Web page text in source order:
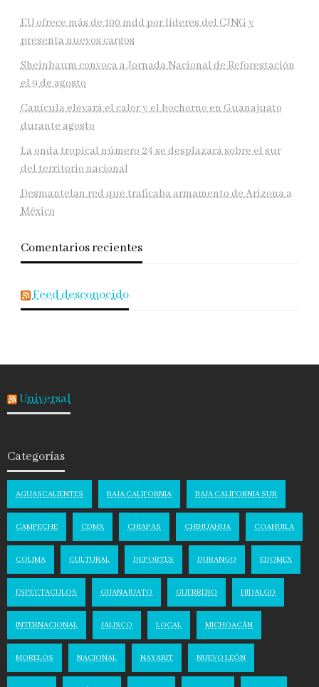
EU ofrece más de 100 mdd por líderes del CJNG y
presenta nuevos cargos
Sheinbaum convoca a Jornada Nacional de Reforestación
el 9 de agosto
Canícula elevará el calor y el bochorno en Guanajuato
durante agosto
La onda tropical número 24 se desplazará sobre el sur
del territorio nacional
Desmantelan red que traficaba armamento de Arizona a
México
Comentarios recientes
Feed desconocido
Universal
Categorías
AGUASCALIENTES BAJA CALIFORNIA BAJA CALIFORNIA SUR
CAMPECHE CDMX CHIAPAS CHIHUAHUA COAHUILA
COLIMA CULTURAL DEPORTES DURANGO EDOMEX
ESPECTACULOS GUANAJUATO GUERRERO HIDALGO
INTERNACIONAL JALISCO LOCAL MICHOACÁN
MORELOS NACIONAL NAYARIT NUEVO LEÓN